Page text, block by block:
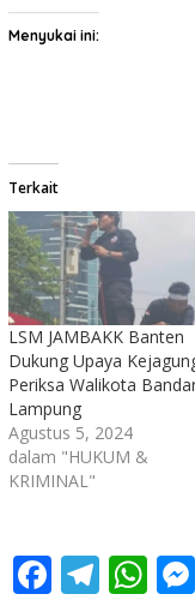
Menyukai ini:
Terkait
LSM JAMBAKK Banten
Dukung Upaya
Periksa Walikota
Lampung
Agustus 5, 2024
dalam "HUKUM &
KRIMINAL"
F T W